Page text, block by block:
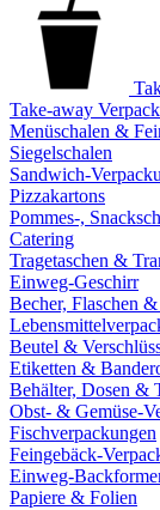
Take-away
Menüschalen &
Siegelschalen
Sandwich-
Pizzakartons
Pommes-,
Catering
Tragetaschen &
Einweg-Geschirr
Becher, Flaschen
Beutel &
Etiketten &
Behälter, Dosen &
Obst- & Gemüse-
Fischverpackungen
Feingebäck-
Einweg-
Papiere & Folien